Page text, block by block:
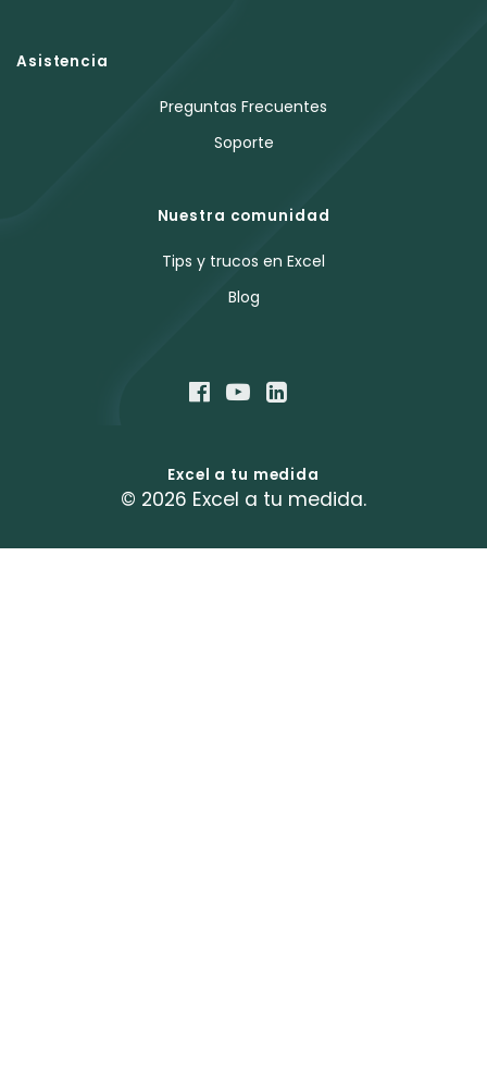
Asistencia
Preguntas Frecuentes
Soporte
Nuestra comunidad
Tips y trucos en Excel
Blog
Excel a tu medida
© 2026 Excel a tu medida.